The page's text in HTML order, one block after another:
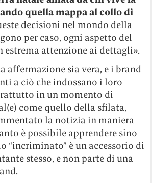
quella mappa al collo di
decisioni nel mondo della
per caso, ogni aspetto del
estrema attenzione ai dettagli».
affermazione sia vera, e i brand
a ciò che indossano i loro
in un momento di
come quello della sfilata,
la notizia in maniera
è possibile apprendere sino
“incriminato” è un accessorio di
stesso, e non parte di una